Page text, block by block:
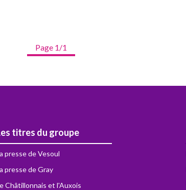
Page 1/1
titres du groupe
presse de Vesoul
presse de Gray
Châtillonnais et l'Auxois